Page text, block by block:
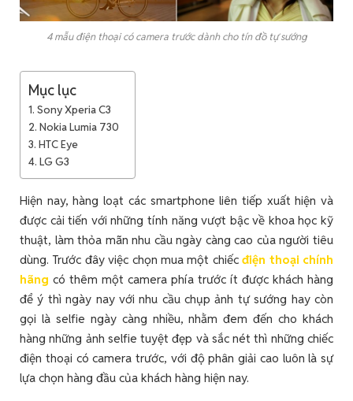
4 mẫu điện thoại có camera trước dành cho tín đồ tự sướng
Mục lục
1. Sony Xperia C3
2. Nokia Lumia 730
3. HTC Eye
4. LG G3
Hiện nay, hàng loạt các smartphone liên tiếp xuất hiện và
được cải tiến với những tính năng vượt bậc về khoa học kỹ
thuật, làm thỏa mãn nhu cầu ngày càng cao của người tiêu
dùng. Trước đây việc chọn mua một chiếcđiện thoại chính
hãng có thêm một camera phía trước ít được khách hàng
để ý thì ngày nay với nhu cầu chụp ảnh tự sướng hay còn
gọi là selfie ngày càng nhiều, nhằm đem đến cho khách
hàng những ảnh selfie tuyệt đẹp và sắc nét thì những chiếc
điện thoại có camera trước, với độ phân giải cao luôn là sự
lựa chọn hàng đầu của khách hàng hiện nay.